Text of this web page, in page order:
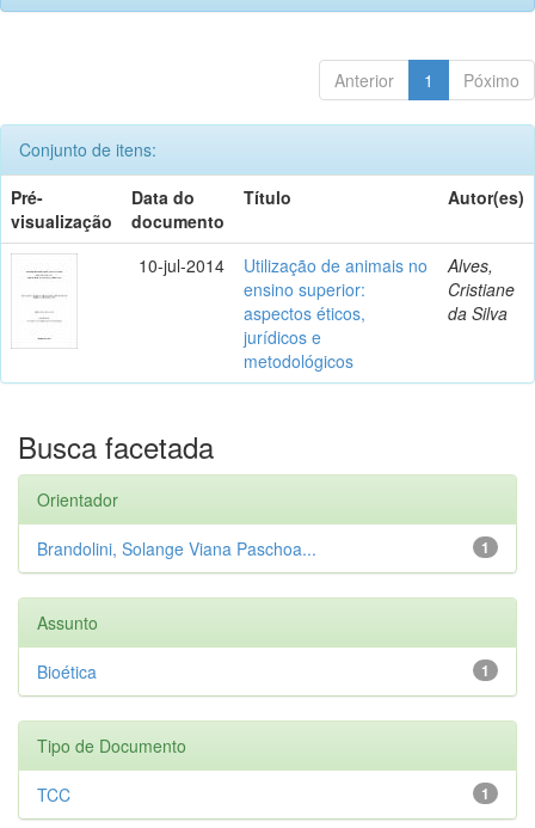
Anterior 1 Póximo
Conjunto de itens:
Pré-
visualização
Data do
documento
Título Autor(es)
10-jul-2014
Utilização de animais no
ensino superior:
aspectos éticos,
jurídicos e
metodológicos
Alves,
Cristiane
da Silva
Busca facetada
Orientador
1
Brandolini, Solange Viana Paschoa...
Assunto
1
Bioética
Tipo de Documento
1
TCC